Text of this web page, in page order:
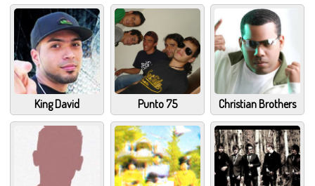
King David Punto 75 Christian Brothers